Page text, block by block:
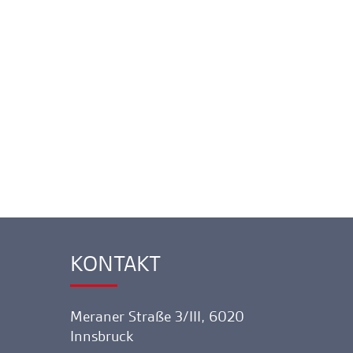
Ankerlink
KONTAKT
Meraner Straße 3/III, 6020
Innsbruck